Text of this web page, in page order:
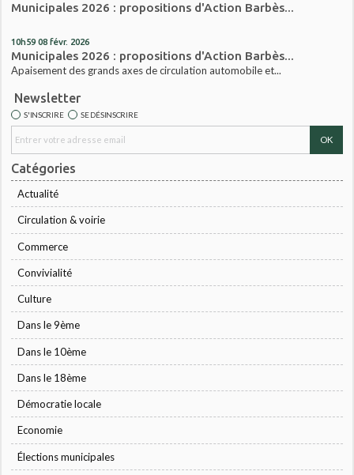
Municipales 2026 : propositions d'Action Barbès...
10h59 08 févr. 2026
Municipales 2026 : propositions d'Action Barbès...
Apaisement des grands axes de circulation automobile et...
Newsletter
S'INSCRIRE SE DÉSINSCRIRE
Catégories
Actualité
Circulation & voirie
Commerce
Convivialité
Culture
Dans le 9ème
Dans le 10ème
Dans le 18ème
Démocratie locale
Economie
Élections municipales